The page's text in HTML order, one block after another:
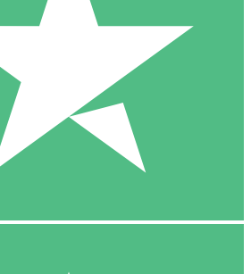
med nedladdningskrediter. Inget
1 Nedladdningar
10 00